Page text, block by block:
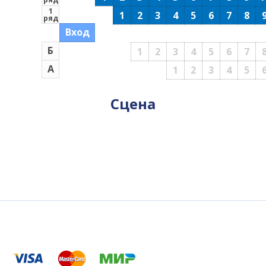
1
2 3 4 5 6 7 8
1 2 3 4 5 6 7
1
2 3 4 5
Вход
Б
А
1
ряд
Сцена